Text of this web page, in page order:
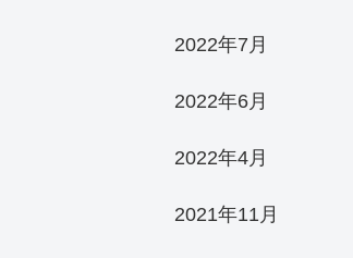
2022年7月
2022年6月
2022年4月
2021年11月